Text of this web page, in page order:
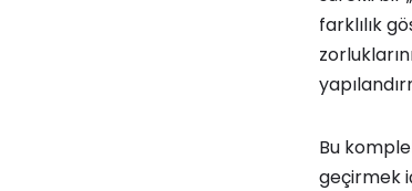
farklılık
Bu
geçirmek